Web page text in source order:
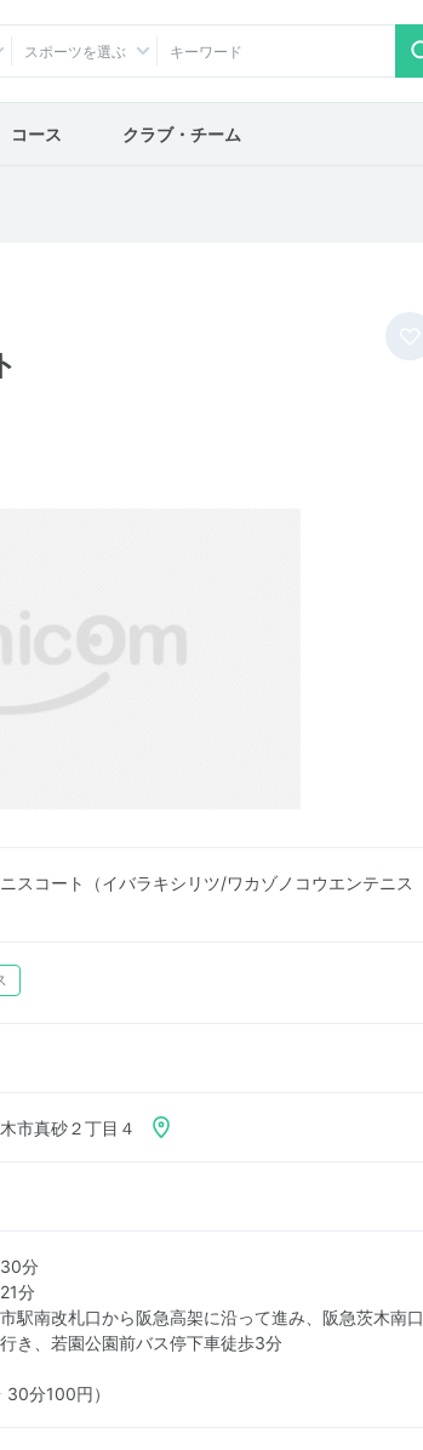
スポーツを選ぶ
コース クラブ・チーム
スコート（イバラキシリツ/ワカゾノコウエンテニス
市真砂２丁目４
分
分
駅南改札口から阪急高架に沿って進み、阪急茨木南口
き、若園公園前バス停下車徒歩3分
分100円）